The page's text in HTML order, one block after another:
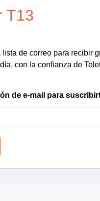
T13
de correo para recibir
con la confianza de
de e-mail para